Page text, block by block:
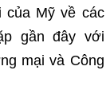
của Mỹ về các
gần đây với
mại và Công